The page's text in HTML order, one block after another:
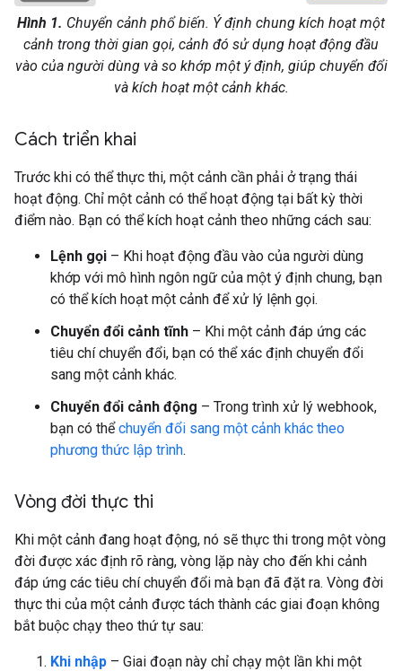
Hình 1. Chuyển cảnh phổ biến. Ý định chung kích hoạt một
cảnh trong thời gian gọi, cảnh đó sử dụng hoạt động đầu
vào của người dùng và so khớp một ý định, giúp chuyển đổi
và kích hoạt một cảnh khác.
Cách triển khai
Trước khi có thể thực thi, một cảnh cần phải ở trạng thái
hoạt động. Chỉ một cảnh có thể hoạt động tại bất kỳ thời
điểm nào. Bạn có thể kích hoạt cảnh theo những cách sau:
Lệnh gọi – Khi hoạt động đầu vào của người dùng
khớp với mô hình ngôn ngữ của một ý định chung, bạn
có thể kích hoạt một cảnh để xử lý lệnh gọi.
Chuyển đổi cảnh tĩnh – Khi một cảnh đáp ứng các
tiêu chí chuyển đổi, bạn có thể xác định chuyển đổi
sang một cảnh khác.
Chuyển đổi cảnh động – Trong trình xử lý webhook,
bạn có thểchuyển đổi sang một cảnh khác theo
phương thức lập trình.
Vòng đời thực thi
Khi một cảnh đang hoạt động, nó sẽ thực thi trong một vòng
đời được xác định rõ ràng, vòng lặp này cho đến khi cảnh
đáp ứng các tiêu chí chuyển đổi mà bạn đã đặt ra. Vòng đời
thực thi của một cảnh được tách thành các giai đoạn không
bắt buộc chạy theo thứ tự sau:
Khi nhập – Giai đoạn này chỉ chạy một lần khi một